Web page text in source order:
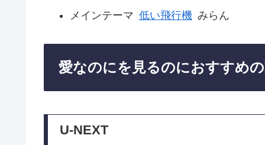
メインテーマ 低い飛行機 みらん
愛なのにを見るのにおすすめ
U-NEXT